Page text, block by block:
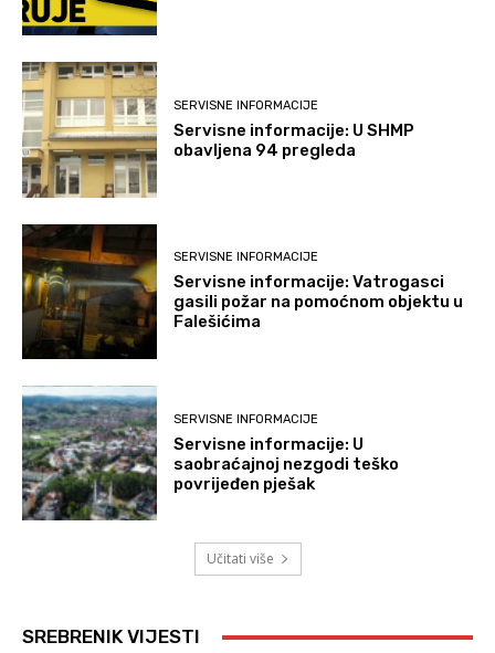
SERVISNE INFORMACIJE
Servisne informacije: U SHMP
obavljena 94 pregleda
SERVISNE INFORMACIJE
Servisne informacije: Vatrogasci
gasili požar na pomoćnom objektu u
Falešićima
SERVISNE INFORMACIJE
Servisne informacije: U
saobraćajnoj nezgodi teško
povrijeđen pješak
Učitati više
SREBRENIK VIJESTI